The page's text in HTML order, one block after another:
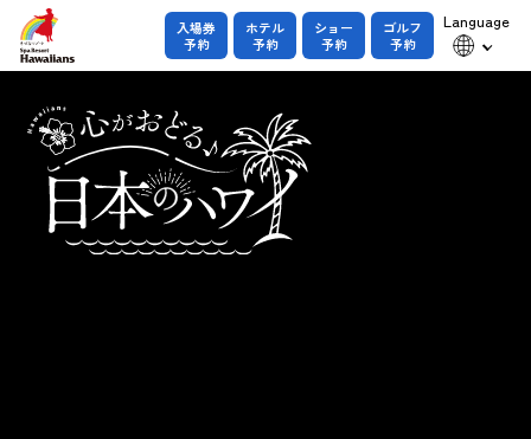
入場券
予約
ホテル
予約
ショー
予約
ゴルフ
予約
Language